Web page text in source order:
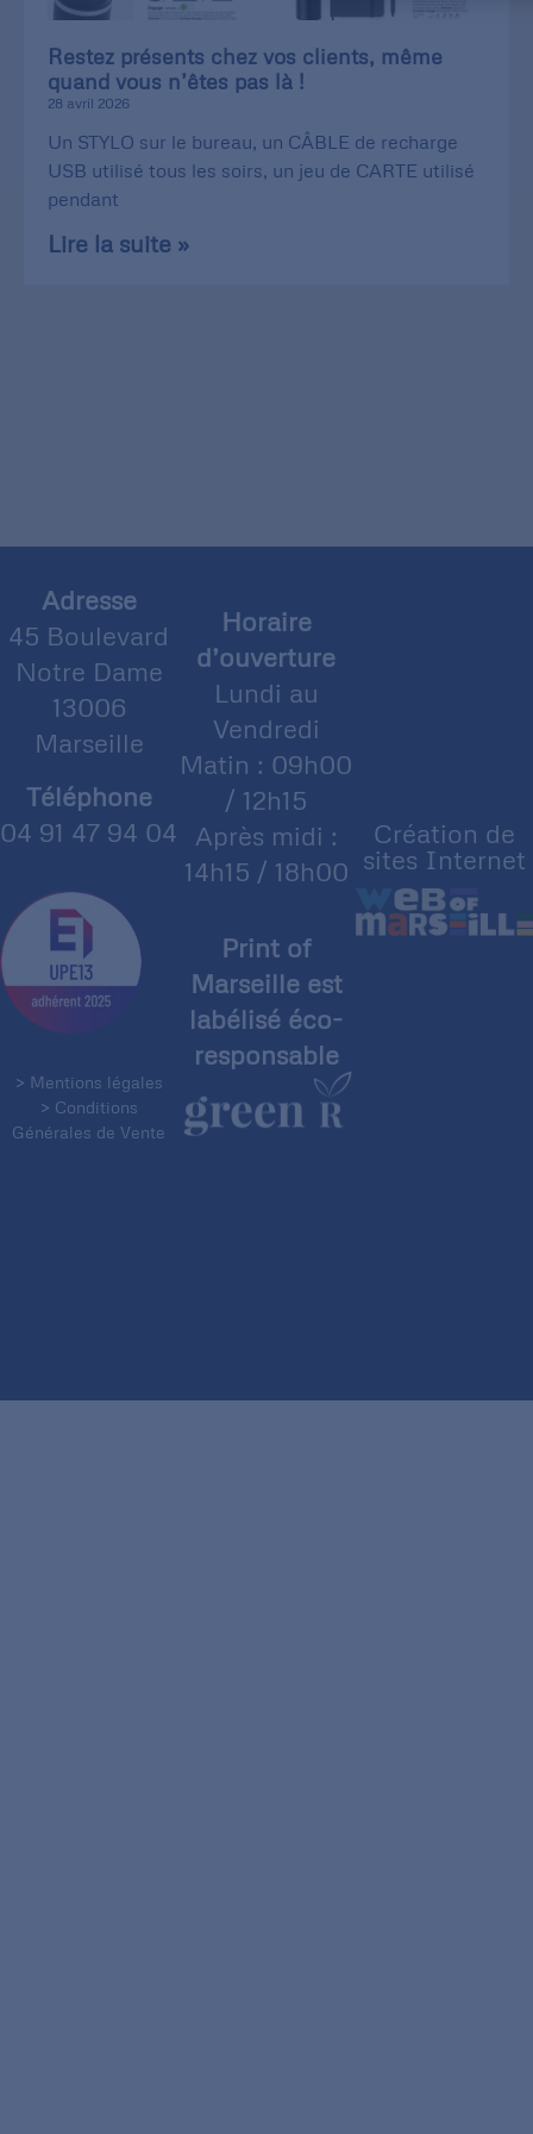
Restez présents chez vos clients, même
quand vous n’êtes pas là !
28 avril 2026
Un STYLO sur le bureau, un CÂBLE de recharge
USB utilisé tous les soirs, un jeu de CARTE utilisé
pendant
Lire la suite »
Adresse
45 Boulevard
Notre Dame
13006
Marseille
Téléphone
04 91 47 94 04
> Mentions légales
> Conditions
Générales de Vente
Horaire
d’ouverture
Lundi au
Vendredi
Matin : 09h00
/ 12h15
Après midi :
14h15 / 18h00
Print of
Marseille est
labélisé éco-
responsable
Création de
sites Internet